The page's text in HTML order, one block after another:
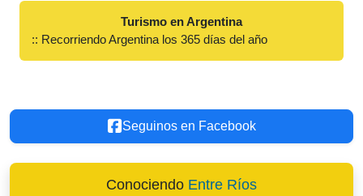
Turismo en Argentina
:: Recorriendo Argentina los 365 días del año
Seguinos en Facebook
Conociendo Entre Ríos